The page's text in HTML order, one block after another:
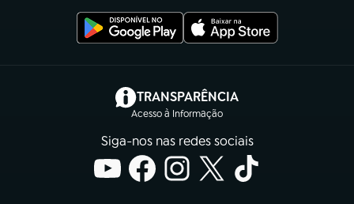
TRANSPARÊNCIA
Acesso à Informação
(abre em nova aba)
Siga-nos nas redes sociais